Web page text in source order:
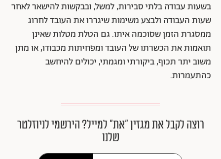
בשעות עבודה בלתי סבירות, למשל, ובבקשות להישאר לאחר
שעות העבודה ולבצע משימות שיגררו את העובד לחרוג
ממסגרת הזמן שסוכמה איתו. גם הטלת מטלות שאינן
תואמות את הכשרתו של העובד ומפחיתות מכבודו, או מתן
משוב יתר תכוף, ביקורתי ומגמתי, יכולים להיחשב
כהתעמרות.
רוצה לקבל את מגזין ״את״ למייל? הירשמי לניוזלטר
שלנו